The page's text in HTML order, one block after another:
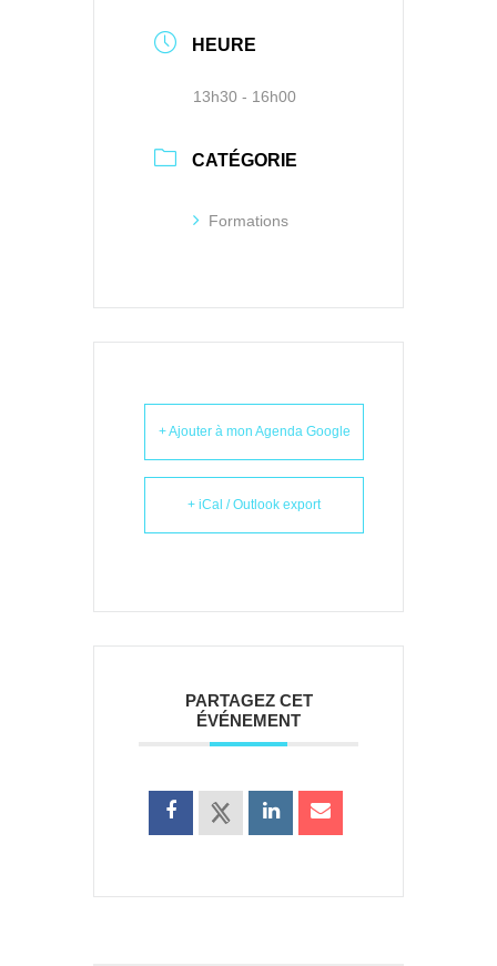
HEURE
13h30 - 16h00
CATÉGORIE
Formations
+ Ajouter à mon Agenda Google
+ iCal / Outlook export
PARTAGEZ CET
ÉVÉNEMENT